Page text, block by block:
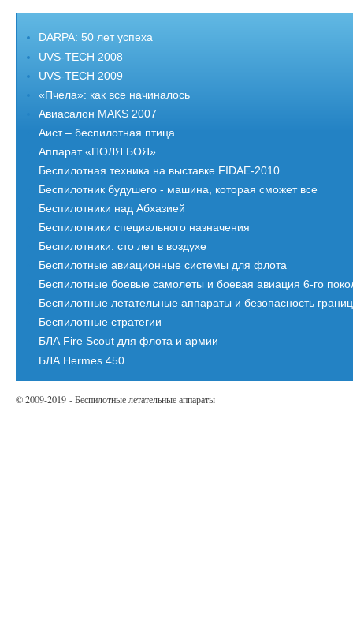
DARPA: 50 лет успеха
UVS-TECH 2008
UVS-TECH 2009
«Пчела»: как все начиналось
Авиасалон MAKS 2007
Аист – беспилотная птица
Аппарат «ПОЛЯ БОЯ»
Беспилотная техника на выставке FIDAE-2010
Беспилотник будушего - машина, которая сможет все
Беспилотники над Абхазией
Беспилотники специального назначения
Беспилотники: сто лет в воздухе
Беспилотные авиационные системы для флота
Беспилотные боевые самолеты и боевая авиация 6-го
Беспилотные летательные аппараты и безопасность границ
Беспилотные стратегии
БЛА Fire Scout для флота и армии
БЛА Hermes 450
© 2009-2019 - Беспилотные летательные аппараты